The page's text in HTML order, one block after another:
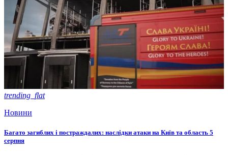
trending_flat
Новини
Багато загиблих і постраждалих: наслідки атаки на Київ та область 5
серпня